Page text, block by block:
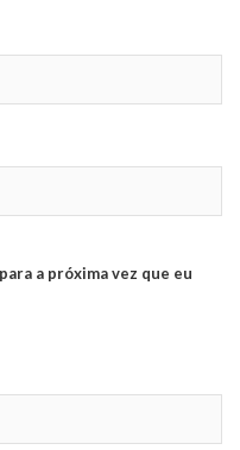
a próxima vez que eu